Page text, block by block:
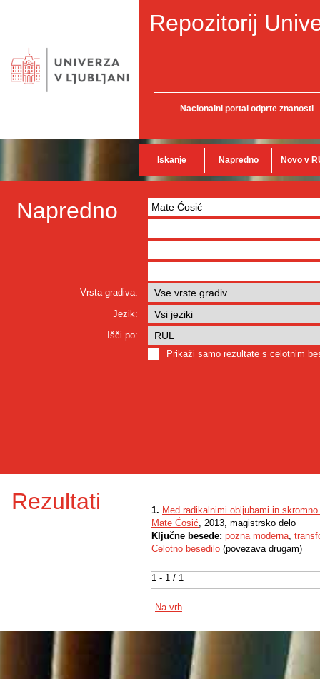
Repozitorij
Nacionalni portal odprte znanosti
Iskanje Napredno Novo v
Napredno
Vrsta gradiva:
Jezik:
Išči po:
Prikaži samo rezultate s celotnim
Rezultati
1 - 1 / 1
1. Med radikalnimi obljubami in
Mate Ćosić, 2013, magistrsko delo
Ključne besede: pozna moderna,
Celotno besedilo (povezava drugam)
Na vrh